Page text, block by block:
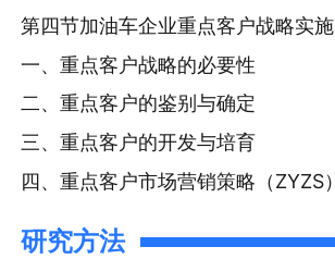
第四节加油车企业重点客户战略实施
一、重点客户战略的必要性
二、重点客户的鉴别与确定
三、重点客户的开发与培育
四、重点客户市场营销策略（ZYZS）
研究方法